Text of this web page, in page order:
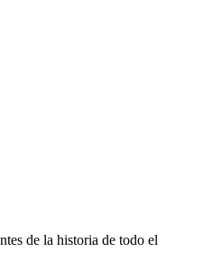
de la historia de todo el